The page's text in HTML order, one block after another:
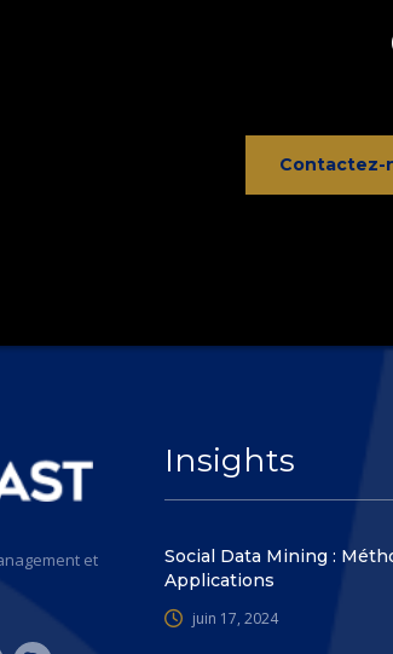
Contactez-
et
Insights
Social Data Mining :
Applications
juin 17, 2024